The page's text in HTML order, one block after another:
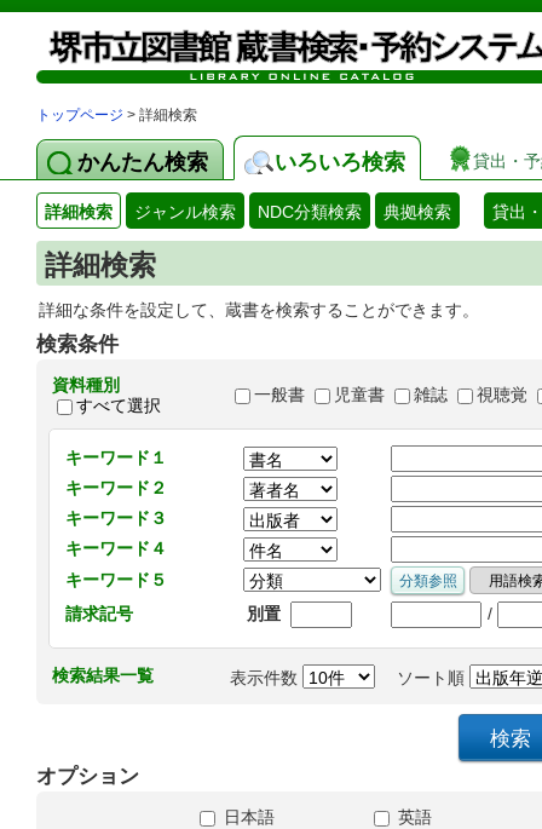
トップページ > 詳細検索
かんたん検索 いろいろ検索 貸出・
詳細検索 ジャンル検索 NDC分類検索 典拠検索 貸出
詳細検索
詳細な条件を設定して、蔵書を検索することができます。
検索条件
資料種別
すべて選択
一般書 児童書 雑誌 視聴覚
キーワード１
キーワード２
キーワード３
キーワード４
キーワード５
請求記号
別置 /
検索結果一覧 表示件数 ソート順
オプション
日本語
英語